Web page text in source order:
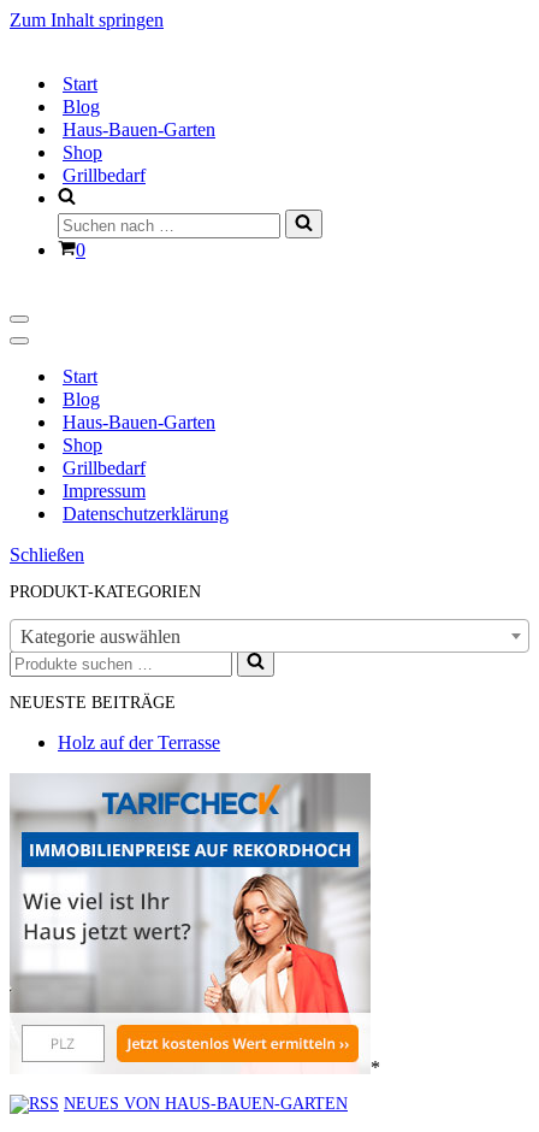
Zum Inhalt springen
Start
Blog
Haus-Bauen-Garten
Shop
Grillbedarf
Suchen
nach …
Warenkorb
0
Navigationsmenü
Navigationsmenü
Start
Blog
Haus-Bauen-Garten
Shop
Grillbedarf
Impressum
Datenschutzerklärung
Schließen
PRODUKT-KATEGORIEN
Kategorie auswählen
Suchen
nach …
NEUESTE BEITRÄGE
Holz auf der Terrasse
*
NEUES VON HAUS-BAUEN-GARTEN